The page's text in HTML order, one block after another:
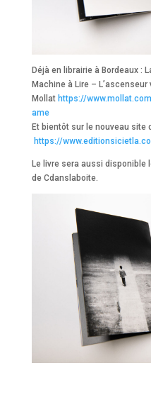
Déjà en librairie à Bordeaux :
Machine à Lire – L’ascenseur
Mollat https://
ame
Et bientôt sur le nouveau site
https://
Le livre sera aussi disponible
de Cdanslaboite.